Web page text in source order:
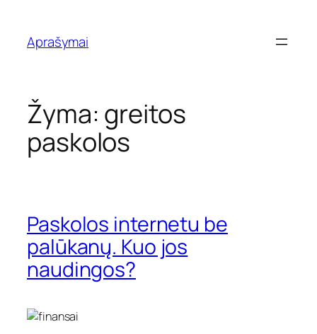
turinio
Aprašymai
Žyma: greitos
paskolos
Paskolos internetu be
palūkanų. Kuo jos
naudingos?